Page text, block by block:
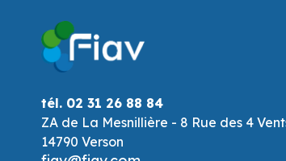
tél. 02 31 26 88 84
ZA de La Mesnillière - 8 Rue des 4
14790 Verson